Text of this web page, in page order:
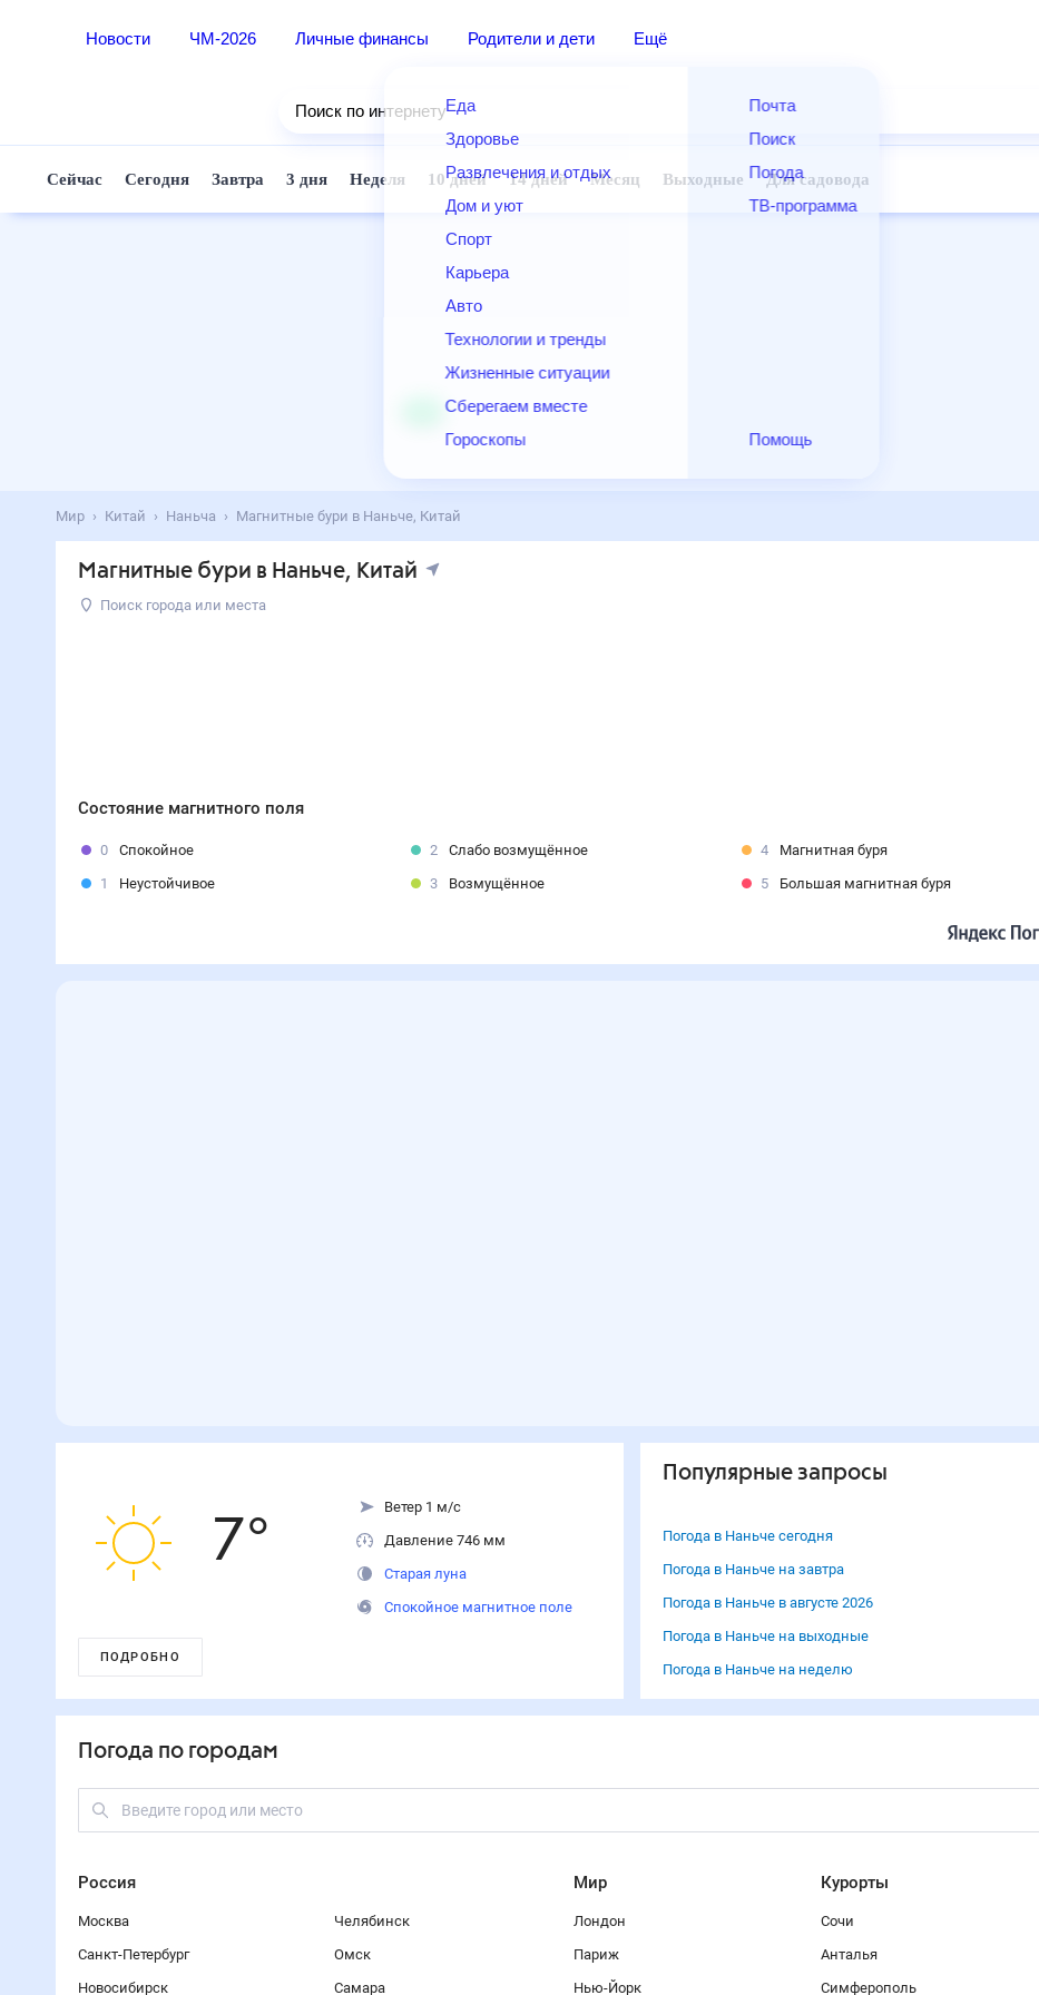
Новости ЧМ-2026 Личные финансы Родители и дети Ещё
Еда
Здоровье
Развлечения и отдых
Дом и уют
Спорт
Карьера
Авто
Технологии и тренды
Жизненные ситуации
Сберегаем вместе
Гороскопы
Почта
Поиск
Погода
ТВ-программа
Помощь
Поиск по интернету
Сейчас Сегодня Завтра 3 дня Неделя 10 дней 14 дней Месяц Выходные Для садовода
Мир Китай Наньча Магнитные бури в Наньче, Китай
Магнитные бури в Наньче, Китай
Поиск города или места
Состояние магнитного поля
0
Спокойное
1
Неустойчивое
2
Слабо возмущённое
3
Возмущённое
4
Магнитная буря
5
Большая магнитная буря
7°
Ветер 1 м/с
Давление 746 мм
Старая луна
Спокойное магнитное поле
ПОДРОБНО
Популярные запросы
Погода в Наньче сегодня
Погода в Наньче на завтра
Погода в Наньче в августе 2026
Погода в Наньче на выходные
Погода в Наньче на неделю
Погода по городам
Россия
Москва
Санкт-Петербург
Новосибирск
Челябинск
Омск
Самара
Мир
Лондон
Париж
Нью-Йорк
Курорты
Сочи
Анталья
Симферополь